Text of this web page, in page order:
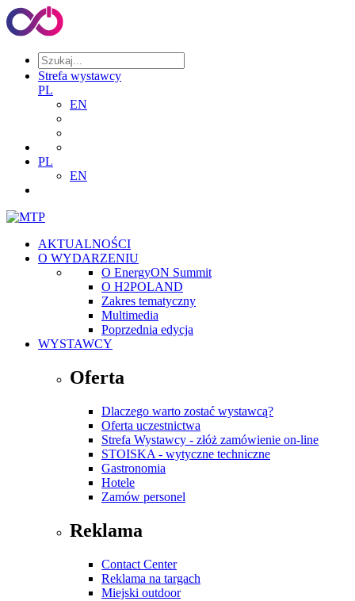
Strefa wystawcy
PL
EN
PL
EN
AKTUALNOŚCI
O WYDARZENIU
O EnergyON Summit
O H2POLAND
Zakres tematyczny
Multimedia
Poprzednia edycja
WYSTAWCY
Oferta
Dlaczego warto zostać wystawcą?
Oferta uczestnictwa
Strefa Wystawcy - złóż zamówienie on-line
STOISKA - wytyczne techniczne
Gastronomia
Hotele
Zamów personel
Reklama
Contact Center
Reklama na targach
Miejski outdoor